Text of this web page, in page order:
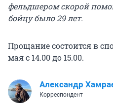
фельдшером скорой
бойцу было 29 лет.
Прощание состоится в
мая с 14.00 до 15.00.
Александр
Корреспондент